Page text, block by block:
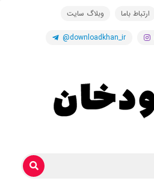
ارتباط باما وبلاگ سایت
@downloadkhan_ir